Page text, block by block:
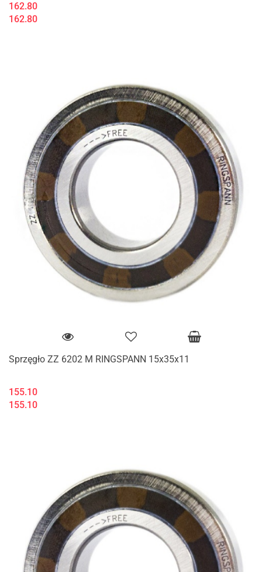
162.80
162.80
Sprzęgło ZZ 6202 M RINGSPANN 15x35x11
155.10
155.10